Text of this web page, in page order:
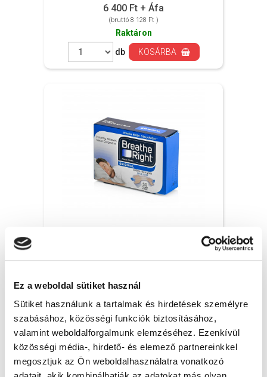
Ez a weboldal sütiket használ
Sütiket használunk a tartalmak és hirdetések személyre
szabásához, közösségi funkciók biztosításához,
valamint weboldalforgalmunk elemzéséhez. Ezenkívül
közösségi média-, hirdető- és elemező partnereinkkel
megosztjuk az Ön weboldalhasználatra vonatkozó
6 400 Ft + Áfa
(bruttó 8 128 Ft )
Raktáron
db
KOSÁRBA
Breathe Right orrtapasz Original, S/M – 30x
(bruttó 7 874 Ft )
Raktáron
db
KOSÁRBA